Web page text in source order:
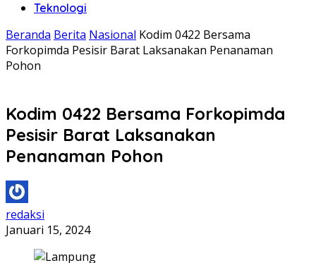
Teknologi
Beranda Berita Nasional Kodim 0422 Bersama
Forkopimda Pesisir Barat Laksanakan Penanaman
Pohon
Kodim 0422 Bersama Forkopimda
Pesisir Barat Laksanakan
Penanaman Pohon
redaksi
Januari 15, 2024